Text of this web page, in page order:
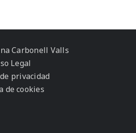
Carbonell Valls
Legal
privacidad
de cookies